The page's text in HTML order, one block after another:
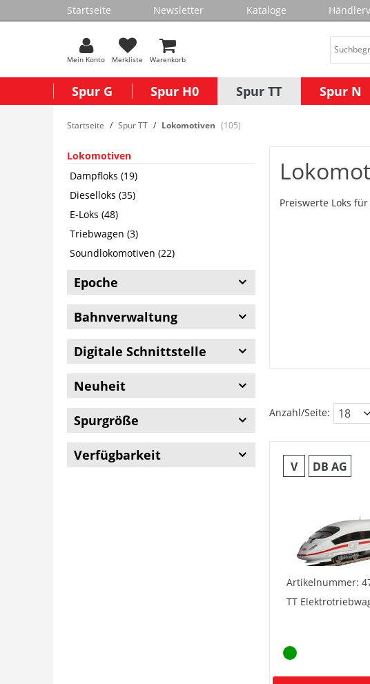
Startseite Newsletter Kataloge
Mein Konto Merkliste Warenkorb
Spur G Spur H0 Spur TT Spur N
Startseite Spur TT Lokomotiven (105)
Lokomotiven
Dampfloks (19)
Dieselloks (35)
E-Loks (48)
Triebwagen (3)
Soundlokomotiven (22)
Epoche
Bahnverwaltung
Digitale Schnittstelle
Neuheit
Spurgröße
Verfügbarkeit
Preiswerte Loks
Anzahl/Seite:
V DB AG
Artikelnummer:
TT